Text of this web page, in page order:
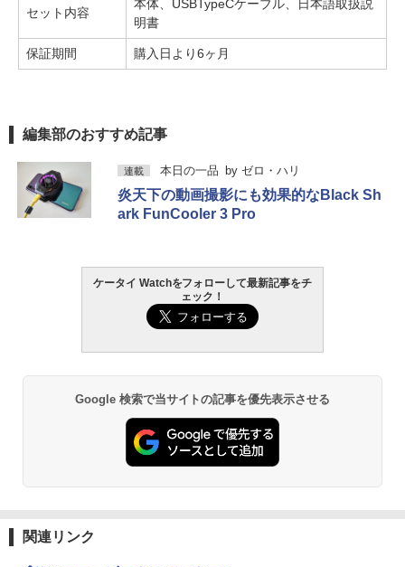
セット内容
本体、USBTypeCケーブル、日本語取扱説
明書
保証期間 購入日より6ヶ月
編集部のおすすめ記事
連載 本日の一品 by ゼロ・ハリ
炎天下の動画撮影にも効果的なBlack Sh
ark FunCooler 3 Pro
ケータイ Watchをフォローして最新記事をチ
ェック！
Google 検索で当サイトの記事を優先表示させる
関連リンク